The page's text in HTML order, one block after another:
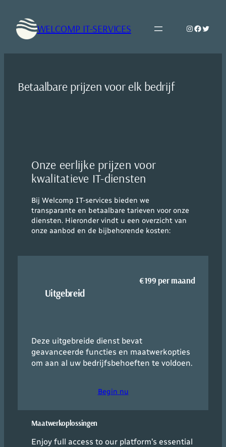
inhoud
WELCOMP IT-SERVICES Instagram
Betaalbare prijzen voor elk bedrijf
Onze eerlijke prijzen voor
kwalitatieve IT-diensten
Bij Welcomp IT-services bieden we
transparante en betaalbare tarieven voor onze
diensten. Hieronder vindt u een overzicht van
onze aanbod en de bijbehorende kosten:
Uitgebreid
€199 per maand
Deze uitgebreide dienst bevat
geavanceerde functies en maatwerkopties
om aan al uw bedrijfsbehoeften te voldoen.
Begin nu
Maatwerkoplossingen
Enjoy full access to our platform’s essential